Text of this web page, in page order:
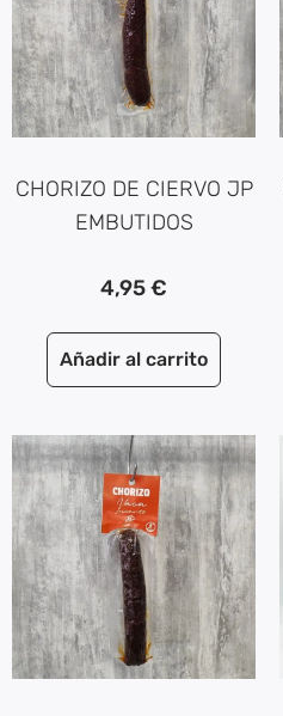
CHORIZO DE CIERVO JP
EMBUTIDOS
4,95€
Añadir al carrito